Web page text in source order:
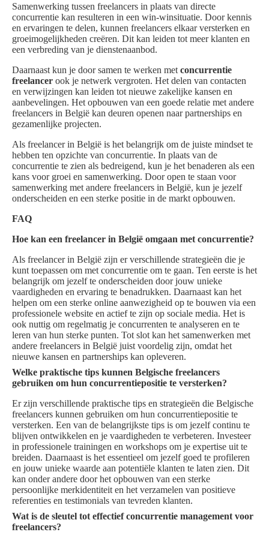
Samenwerking tussen freelancers in plaats van directe
concurrentie kan resulteren in een win-winsituatie. Door kennis
en ervaringen te delen, kunnen freelancers elkaar versterken en
groeimogelijkheden creëren. Dit kan leiden tot meer klanten en
een verbreding van je dienstenaanbod.
Daarnaast kun je door samen te werken met concurrentie
freelancer ook je netwerk vergroten. Het delen van contacten
en verwijzingen kan leiden tot nieuwe zakelijke kansen en
aanbevelingen. Het opbouwen van een goede relatie met andere
freelancers in België kan deuren openen naar partnerships en
gezamenlijke projecten.
Als freelancer in België is het belangrijk om de juiste mindset te
hebben ten opzichte van concurrentie. In plaats van de
concurrentie te zien als bedreigend, kun je het benaderen als een
kans voor groei en samenwerking. Door open te staan voor
samenwerking met andere freelancers in België, kun je jezelf
onderscheiden en een sterke positie in de markt opbouwen.
FAQ
Hoe kan een freelancer in België omgaan met concurrentie?
Als freelancer in België zijn er verschillende strategieën die je
kunt toepassen om met concurrentie om te gaan. Ten eerste is het
belangrijk om jezelf te onderscheiden door jouw unieke
vaardigheden en ervaring te benadrukken. Daarnaast kan het
helpen om een sterke online aanwezigheid op te bouwen via een
professionele website en actief te zijn op sociale media. Het is
ook nuttig om regelmatig je concurrenten te analyseren en te
leren van hun sterke punten. Tot slot kan het samenwerken met
andere freelancers in België juist voordelig zijn, omdat het
nieuwe kansen en partnerships kan opleveren.
Welke praktische tips kunnen Belgische freelancers
gebruiken om hun concurrentiepositie te versterken?
Er zijn verschillende praktische tips en strategieën die Belgische
freelancers kunnen gebruiken om hun concurrentiepositie te
versterken. Een van de belangrijkste tips is om jezelf continu te
blijven ontwikkelen en je vaardigheden te verbeteren. Investeer
in professionele trainingen en workshops om je expertise uit te
breiden. Daarnaast is het essentieel om jezelf goed te profileren
en jouw unieke waarde aan potentiële klanten te laten zien. Dit
kan onder andere door het opbouwen van een sterke
persoonlijke merkidentiteit en het verzamelen van positieve
referenties en testimonials van tevreden klanten.
Wat is de sleutel tot effectief concurrentie management voor
freelancers?